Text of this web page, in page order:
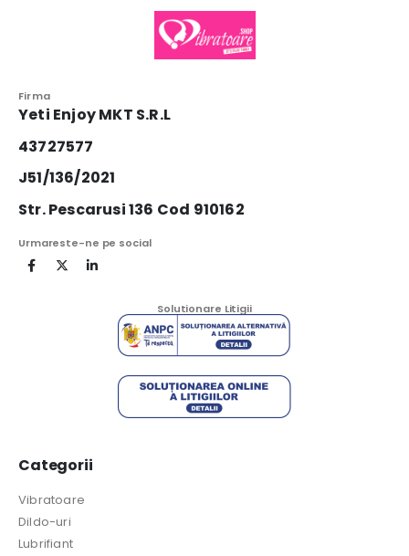
Firma
Yeti Enjoy MKT S.R.L
43727577
J51/136/2021
Str. Pescarusi 136 Cod 910162
Urmareste-ne pe social
Solutionare Litigii
Categorii
Vibratoare
Dildo-uri
Lubrifiant